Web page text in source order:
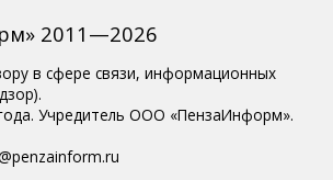
2011—2026
в сфере связи, информационных
Учредитель ООО «ПензаИнформ».